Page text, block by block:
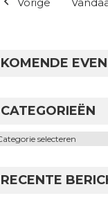
KOMENDE
CATEGORIEËN
RECENTE